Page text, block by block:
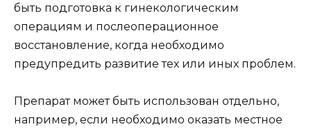
быть подготовка к гинекологическим
операциям и послеоперационное
восстановление, когда необходимо
предупредить развитие тех или иных проблем.
Препарат может быть использован отдельно,
например, если необходимо оказать местное